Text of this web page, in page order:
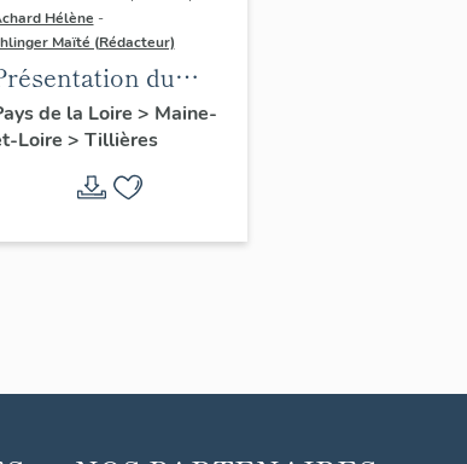
Hélène -
Maïté (Rédacteur)
du
de la
commune de
de la Loire > Maine-
Loire > Tillières